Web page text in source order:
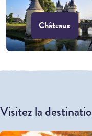
Châteaux
Visitez la